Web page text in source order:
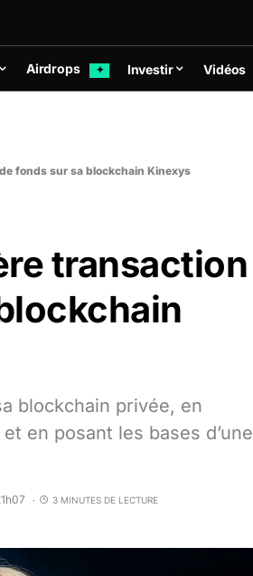
Airdrops ✦ Investir Vidéos
fonds sur sa blockchain Kinexys
transaction
blockchain privée, en
en posant les bases d’une
3 MINUTES DE LECTURE